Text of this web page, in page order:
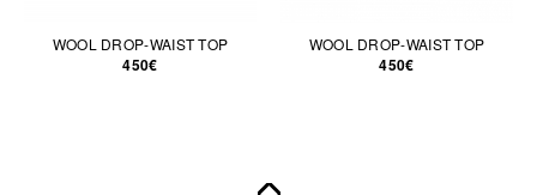
WOOL DROP-WAIST TOP
450€
WOOL DROP-WAIST TOP
450€